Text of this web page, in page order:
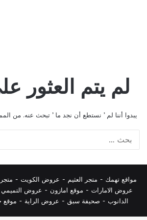
لم يتم العثور
يبدوا أننا لم ’ نستطع أن نجد ما ’ تبحث عنه. من
مواقع تهمك - متجر العثيم - عروض الكويت -
عروض الامارات - موقع امازون - عروض التميمي
الدانوب - صحيفة سبق - عروض الراية - موقع